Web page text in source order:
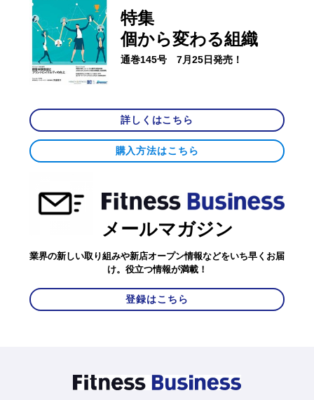
特集
個から変わる組織
通巻145号 7月25日発売！
詳しくはこちら
購入方法はこちら
メールマガジン
業界の新しい取り組みや新店オープン情報などをいち早くお届
け。役立つ情報が満載！
登録はこちら